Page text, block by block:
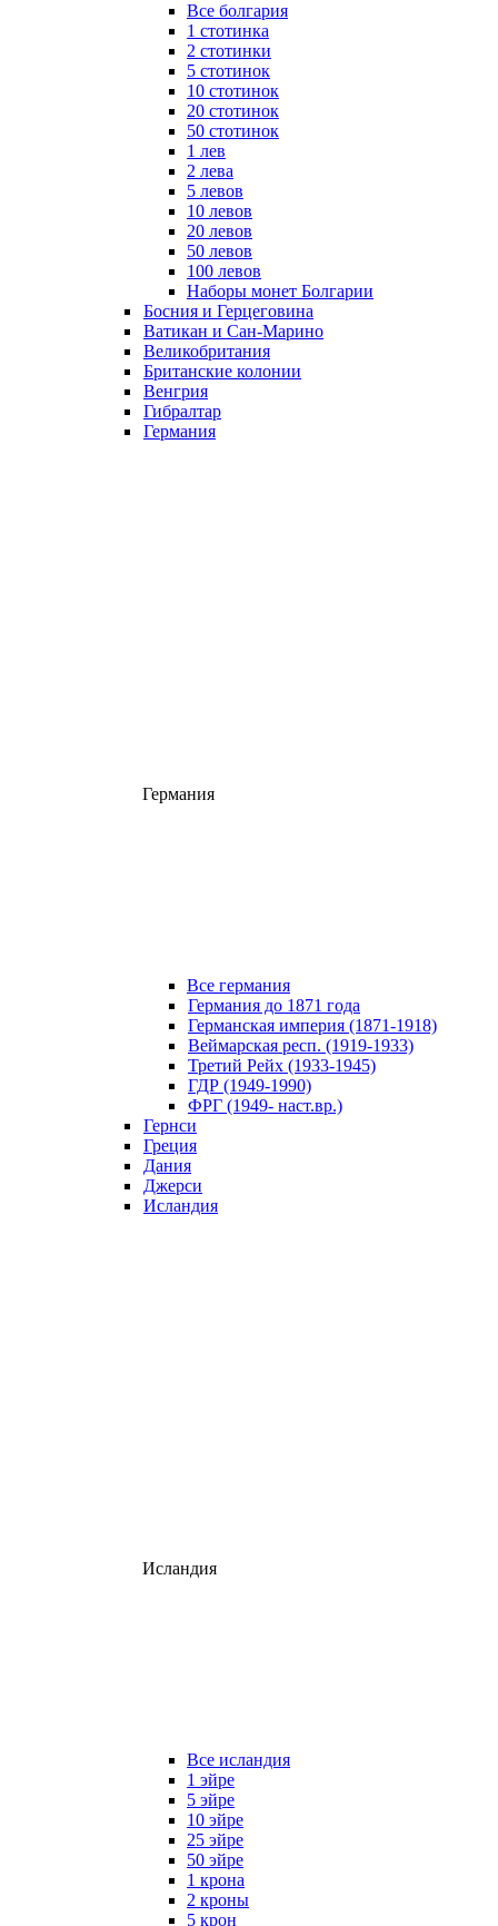
Все болгария
1 стотинка
2 стотинки
5 стотинок
10 стотинок
20 стотинок
50 стотинок
1 лев
2 лева
5 левов
10 левов
20 левов
50 левов
100 левов
Наборы монет Болгарии
Босния и Герцеговина
Ватикан и Сан-Марино
Великобритания
Британские колонии
Венгрия
Гибралтар
Германия
Германия
Все германия
Германия до 1871 года
Германская империя (1871-1918)
Веймарская респ. (1919-1933)
Третий Рейх (1933-1945)
ГДР (1949-1990)
ФРГ (1949- наст.вр.)
Гернси
Греция
Дания
Джерси
Исландия
Исландия
Все исландия
1 эйре
5 эйре
10 эйре
25 эйре
50 эйре
1 крона
2 кроны
5 крон